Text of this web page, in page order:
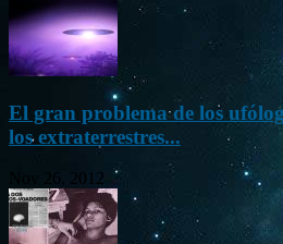
El gran problema de los
los extraterrestres...
Nov 26, 2012